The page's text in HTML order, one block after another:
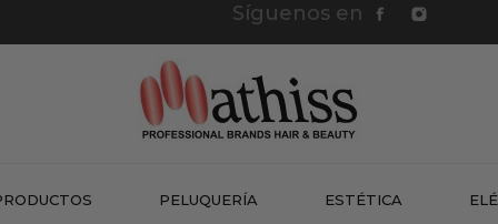
Síguenos en
PELUQUERÍA ESTÉTICA